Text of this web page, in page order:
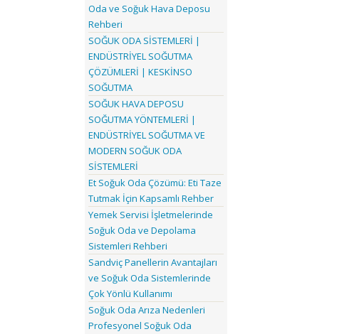
Oda ve Soğuk Hava Deposu
Rehberi
SOĞUK ODA SİSTEMLERİ |
ENDÜSTRİYEL SOĞUTMA
ÇÖZÜMLERİ | KESKİNSO
SOĞUTMA
SOĞUK HAVA DEPOSU
SOĞUTMA YÖNTEMLERİ |
ENDÜSTRİYEL SOĞUTMA VE
MODERN SOĞUK ODA
SİSTEMLERİ
Et Soğuk Oda Çözümü: Eti Taze
Tutmak İçin Kapsamlı Rehber
Yemek Servisi İşletmelerinde
Soğuk Oda ve Depolama
Sistemleri Rehberi
Sandviç Panellerin Avantajları
ve Soğuk Oda Sistemlerinde
Çok Yönlü Kullanımı
Soğuk Oda Arıza Nedenleri
Profesyonel Soğuk Oda